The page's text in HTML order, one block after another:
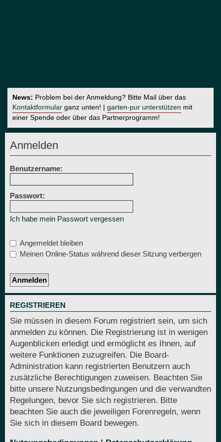
News: Problem bei der Anmeldung? Bitte Mail über das
Kontaktformular ganz unten! | garten-pur unterstützen mit
einer Spende oder über das Partnerprogramm!
Anmelden
Benutzername:
Passwort:
Ich habe mein Passwort vergessen
Angemeldet bleiben
Meinen Online-Status während dieser Sitzung verbergen
REGISTRIEREN
Sie müssen in diesem Forum registriert sein, um sich
anmelden zu können. Die Registrierung ist in wenigen
Augenblicken erledigt und ermöglicht es Ihnen, auf
weitere Funktionen zuzugreifen. Die Board-
Administration kann registrierten Benutzern auch
zusätzliche Berechtigungen zuweisen. Beachten Sie
bitte unsere Nutzungsbedingungen und die verwandten
Regelungen, bevor Sie sich registrieren. Bitte
beachten Sie auch die jeweiligen Forenregeln, wenn
Sie sich in diesem Board bewegen.